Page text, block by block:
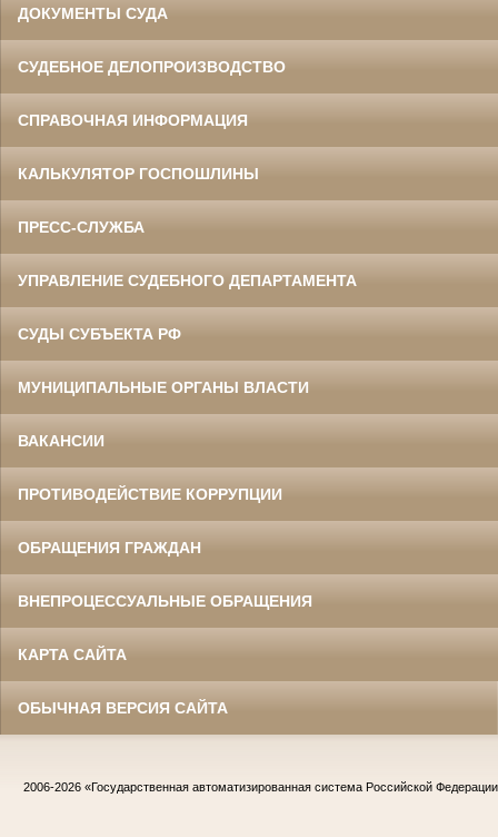
ДОКУМЕНТЫ СУДА
СУДЕБНОЕ ДЕЛОПРОИЗВОДСТВО
СПРАВОЧНАЯ ИНФОРМАЦИЯ
КАЛЬКУЛЯТОР ГОСПОШЛИНЫ
ПРЕСС-СЛУЖБА
УПРАВЛЕНИЕ СУДЕБНОГО ДЕПАРТАМЕНТА
СУДЫ СУБЪЕКТА РФ
МУНИЦИПАЛЬНЫЕ ОРГАНЫ ВЛАСТИ
ВАКАНСИИ
ПРОТИВОДЕЙСТВИЕ КОРРУПЦИИ
ОБРАЩЕНИЯ ГРАЖДАН
ВНЕПРОЦЕССУАЛЬНЫЕ ОБРАЩЕНИЯ
КАРТА САЙТА
ОБЫЧНАЯ ВЕРСИЯ САЙТА
2006-2026 «Государственная автоматизированная система Российской